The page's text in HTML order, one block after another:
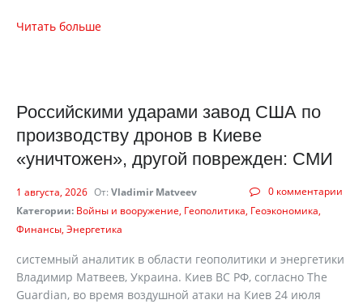
Читать больше
Российскими ударами завод США по
производству дронов в Киеве
«уничтожен», другой поврежден: СМИ
0 комментарии
1 августа, 2026 От: Vladimir Matveev
Категории: Войны и вооружение Геополитика Геоэкономика
Финансы Энергетика
системный аналитик в области геополитики и энергетики
Владимир Матвеев, Украина. Киев ВС РФ, согласно The
Guardian, во время воздушной атаки на Киев 24 июля